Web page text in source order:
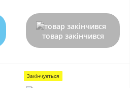
товар закінчився
Закінчується